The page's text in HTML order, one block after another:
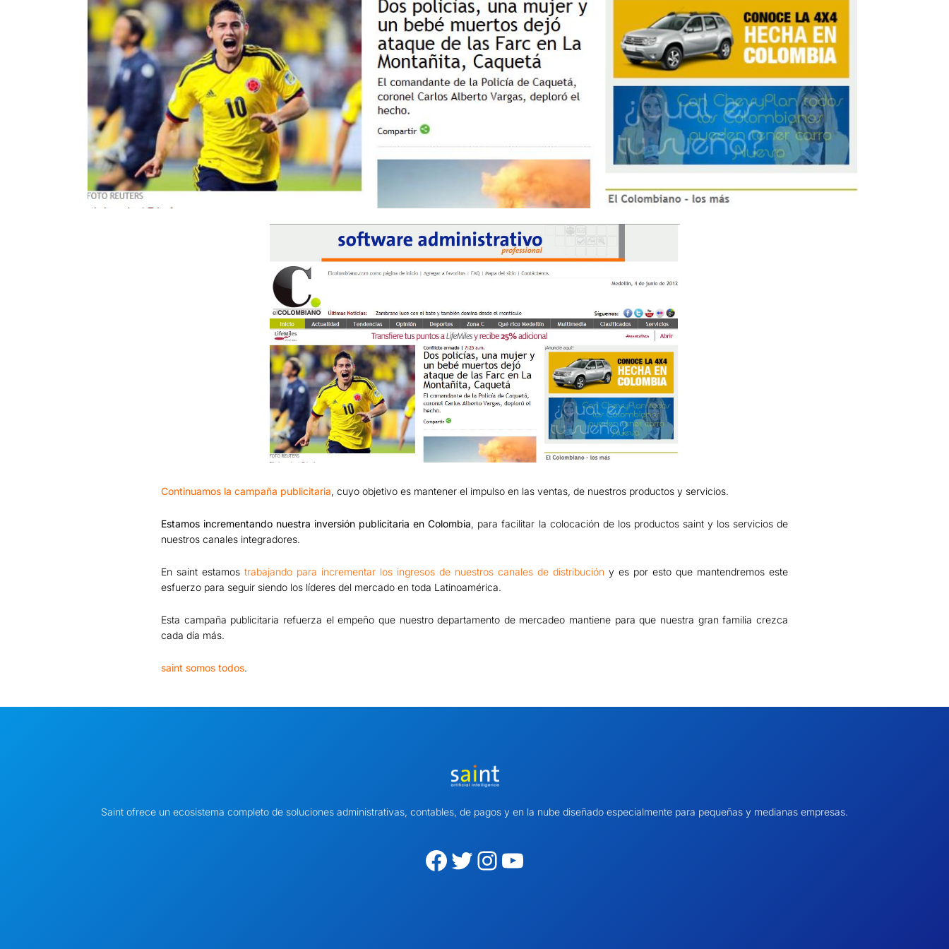
Continuamos la campaña publicitaria, cuyo objetivo es mantener el impulso en las ventas, de nuestros productos y servicios.
Estamos incrementando nuestra inversión publicitaria en Colombia, para facilitar la colocación de los productos saint y los servicios de
nuestros canales integradores.
En saint estamos trabajando para incrementar los ingresos de nuestros canales de distribución y es por esto que mantendremos este
esfuerzo para seguir siendo los líderes del mercado en toda Latinoamérica.
Esta campaña publicitaria refuerza el empeño que nuestro departamento de mercadeo mantiene para que nuestra gran familia crezca
cada día más.
saint somos todos.
Saint ofrece un ecosistema completo de soluciones administrativas, contables, de pagos y en la nube diseñado especialmente para pequeñas y medianas empresas.
Facebook Twitter Instagram YouTube